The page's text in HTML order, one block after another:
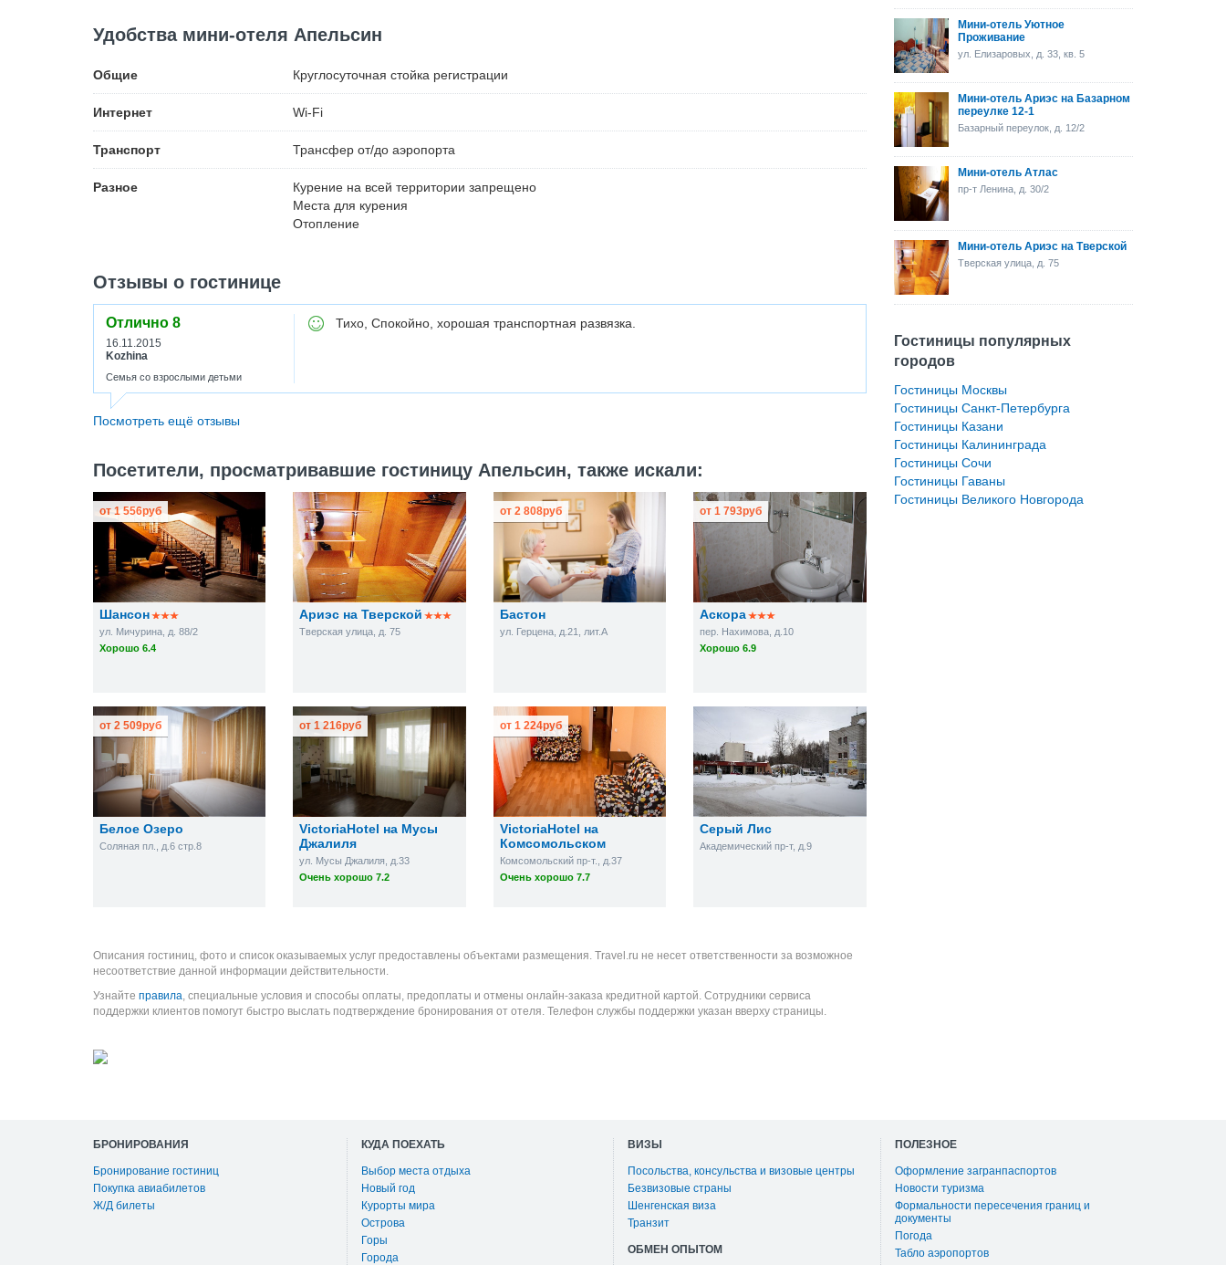
Удобства мини-отеля Апельсин
Общие Круглосуточная стойка регистрации
Интернет Wi-Fi
Транспорт Трансфер от/до аэропорта
Разное
Курение на всей территории запрещено
Места для курения
Отопление
Отзывы о гостинице
Отлично 8
16.11.2015
Kozhina
Семья со взрослыми детьми
Тихо, Спокойно, хорошая транспортная развязка.
Посмотреть ещё отзывы
Посетители, просматривавшие гостиницу Апельсин, также искали:
Шансон
ул. Мичурина, д. 88/2
Хорошо 6.4
от 1 556руб
Ариэс на Тверской
Тверская улица, д. 75
Бастон
ул. Герцена, д.21, лит.А
от 2 808руб
Аскора
пер. Нахимова, д.10
Хорошо 6.9
от1 793руб
Белое Озеро
Соляная пл., д.6 стр.8
от 2 509руб
VictoriaHotel на Мусы
Джалиля
ул. Мусы Джалиля, д.33
Очень хорошо 7.2
от1 216руб
VictoriaHotel на
Комсомольском
Комсомольский пр-т., д.37
Очень хорошо 7.7
от 1 224руб
Серый Лис
Академический пр-т, д.9
Описания гостиниц, фото и список оказываемых услуг предоставлены объектами размещения. Travel.ru не несет ответственности за возможное
несоответствие данной информации действительности.
Узнайте правила, специальные условия и способы оплаты, предоплаты и отмены онлайн-заказа кредитной картой. Сотрудники сервиса
поддержки клиентов помогут быстро выслать подтверждение бронирования от отеля. Телефон службы поддержки указан вверху страницы.
Мини-отель Уютное
Проживание
ул. Елизаровых, д. 33, кв. 5
Мини-отель Ариэс на Базарном
переулке 12-1
Базарный переулок, д. 12/2
Мини-отель Атлас
пр-т Ленина, д. 30/2
Мини-отель Ариэс на Тверской
Тверская улица, д. 75
Гостиницы популярных
городов
Гостиницы Москвы
Гостиницы Санкт-Петербурга
Гостиницы Казани
Гостиницы Калининграда
Гостиницы Сочи
Гостиницы Гаваны
Гостиницы Великого Новгорода
БРОНИРОВАНИЯ
Бронирование гостиниц
Покупка авиабилетов
Ж/Д билеты
КУДА ПОЕХАТЬ
Выбор места отдыха
Новый год
Курорты мира
Острова
Горы
Города
ВИЗЫ
Посольства, консульства и визовые центры
Безвизовые страны
Шенгенская виза
Транзит
ОБМЕН ОПЫТОМ
ПОЛЕЗНОЕ
Оформление загранпаспортов
Новости туризма
Формальности пересечения границ и
документы
Погода
Табло аэропортов